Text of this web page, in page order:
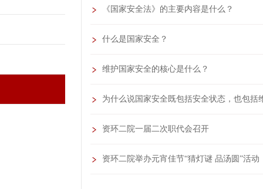
《国家安全法》的主要内容是什么？
什么是国家安全？
维护国家安全的核心是什么？
为什么说国家安全既包括安全状态，也包括
资环二院一届二次职代会召开
资环二院举办元宵佳节“猜灯谜 品汤圆”活动